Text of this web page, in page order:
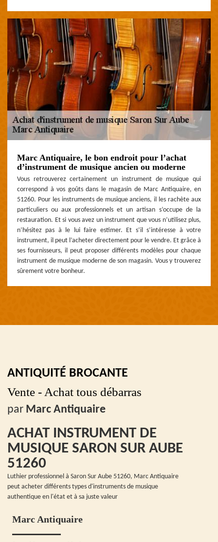
Marc Antiquaire, le bon endroit pour l’achat
d’instrument de musique ancien ou moderne
Vous retrouverez certainement un instrument de musique qui
correspond à vos goûts dans le magasin de Marc Antiquaire, en
51260. Pour les instruments de musique anciens, il les rachète aux
particuliers ou aux professionnels et un artisan s’occupe de la
restauration. Et si vous avez un instrument que vous n’utilisez plus,
n’hésitez pas à le lui faire estimer. Et s’il s’intéresse à votre
instrument, il peut l’acheter directement pour le vendre. Et grâce à
ses fournisseurs, il peut proposer différents modèles pour chaque
instrument de musique moderne de son magasin. Vous y trouverez
sûrement votre bonheur.
ANTIQUITÉ BROCANTE
Vente - Achat tous débarras
par Marc Antiquaire
ACHAT INSTRUMENT DE
MUSIQUE SARON SUR AUBE
51260
Luthier professionnel à Saron Sur Aube 51260, Marc Antiquaire
peut acheter différents types d'instruments de musique
authentique en l'état et à sa juste valeur
Marc Antiquaire